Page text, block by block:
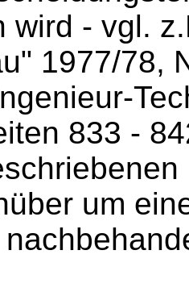
wird - vgl.
1977/78,
833 -
um